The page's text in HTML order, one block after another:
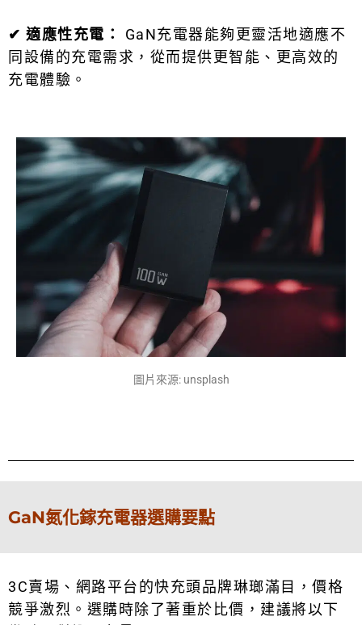
✔ 適應性充電：
GaN充電器能夠更靈活地適應不
同設備的充電需求，從而提供更智能、更高效的
充電體驗。
圖片來源: unsplash
GaN氮化鎵充電器選購要點
3C賣場、網路平台的快充頭品牌琳瑯滿目，價格
競爭激烈。選購時除了著重於比價，建議將以下